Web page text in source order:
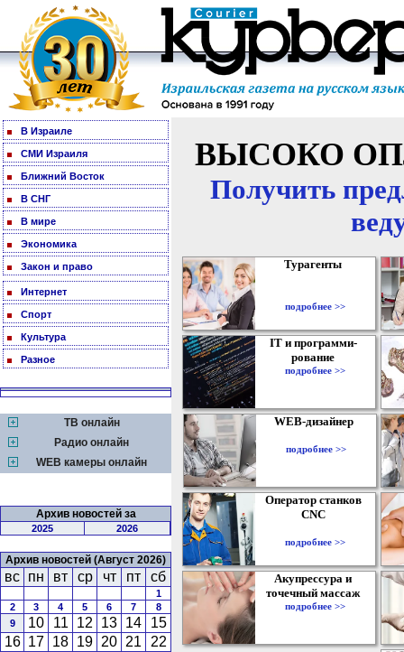
В Израиле
СМИ Израиля
Ближний Восток
В СНГ
В мире
Экономика
Закон и право
Интернет
Спорт
Культура
Разное
ТВ онлайн
Радио онлайн
WEB камеры онлайн
Архив новостей за
2025 2026
Архив новостей (Август 2026)
вс пн вт ср чт пт сб
1
2
3 4 5 6 7
8
9
10 11 12 13 14
15
16 17 18 19 20 21
22
ВЫСОКО
Получить
Турагенты
подробнее >>
IT и программи-
рование
подробнее >>
WEB-дизайнер
подробнее >>
Оператор станков
CNC
подробнее >>
Акупрессура и
точечный массаж
подробнее >>